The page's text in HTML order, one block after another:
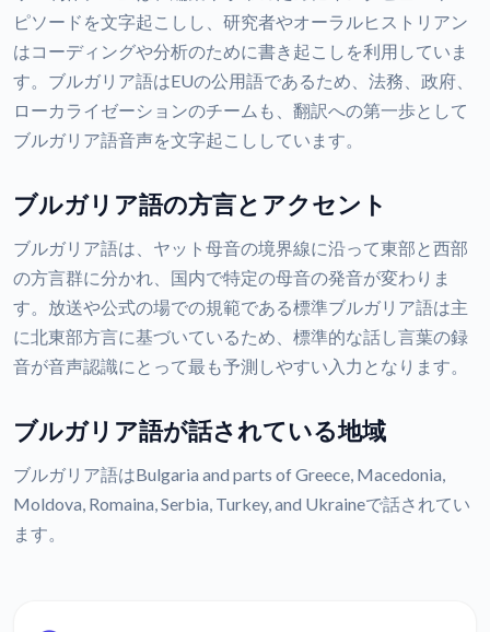
ピソードを文字起こしし、研究者やオーラルヒストリアン
はコーディングや分析のために書き起こしを利用していま
す。ブルガリア語はEUの公用語であるため、法務、政府、
ローカライゼーションのチームも、翻訳への第一歩として
ブルガリア語音声を文字起こししています。
ブルガリア語の方言とアクセント
ブルガリア語は、ヤット母音の境界線に沿って東部と西部
の方言群に分かれ、国内で特定の母音の発音が変わりま
す。放送や公式の場での規範である標準ブルガリア語は主
に北東部方言に基づいているため、標準的な話し言葉の録
音が音声認識にとって最も予測しやすい入力となります。
ブルガリア語が話されている地域
ブルガリア語はBulgaria and parts of Greece, Macedonia,
Moldova, Romaina, Serbia, Turkey, and Ukraineで話されてい
ます。